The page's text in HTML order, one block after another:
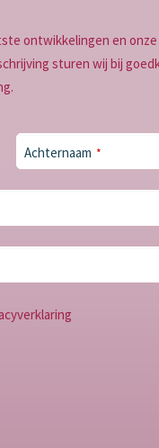
ontwikkelingen en
sturen wij bij
Achternaam *